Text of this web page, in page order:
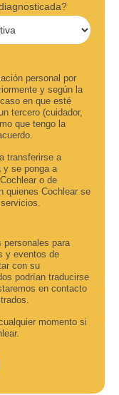
personal por
y según la
en que esté
tercero (cuidador,
que tengo la
transferirse a
y se ponga a
o de
quienes Cochlear se
para
y eventos de
con su
podrían traducirse
en contacto
momento si